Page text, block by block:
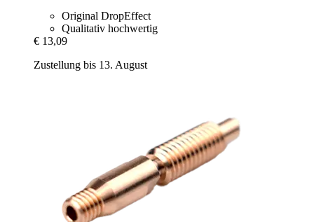
Original DropEffect
Qualitativ hochwertig
€ 13,09
Zustellung bis 13. August